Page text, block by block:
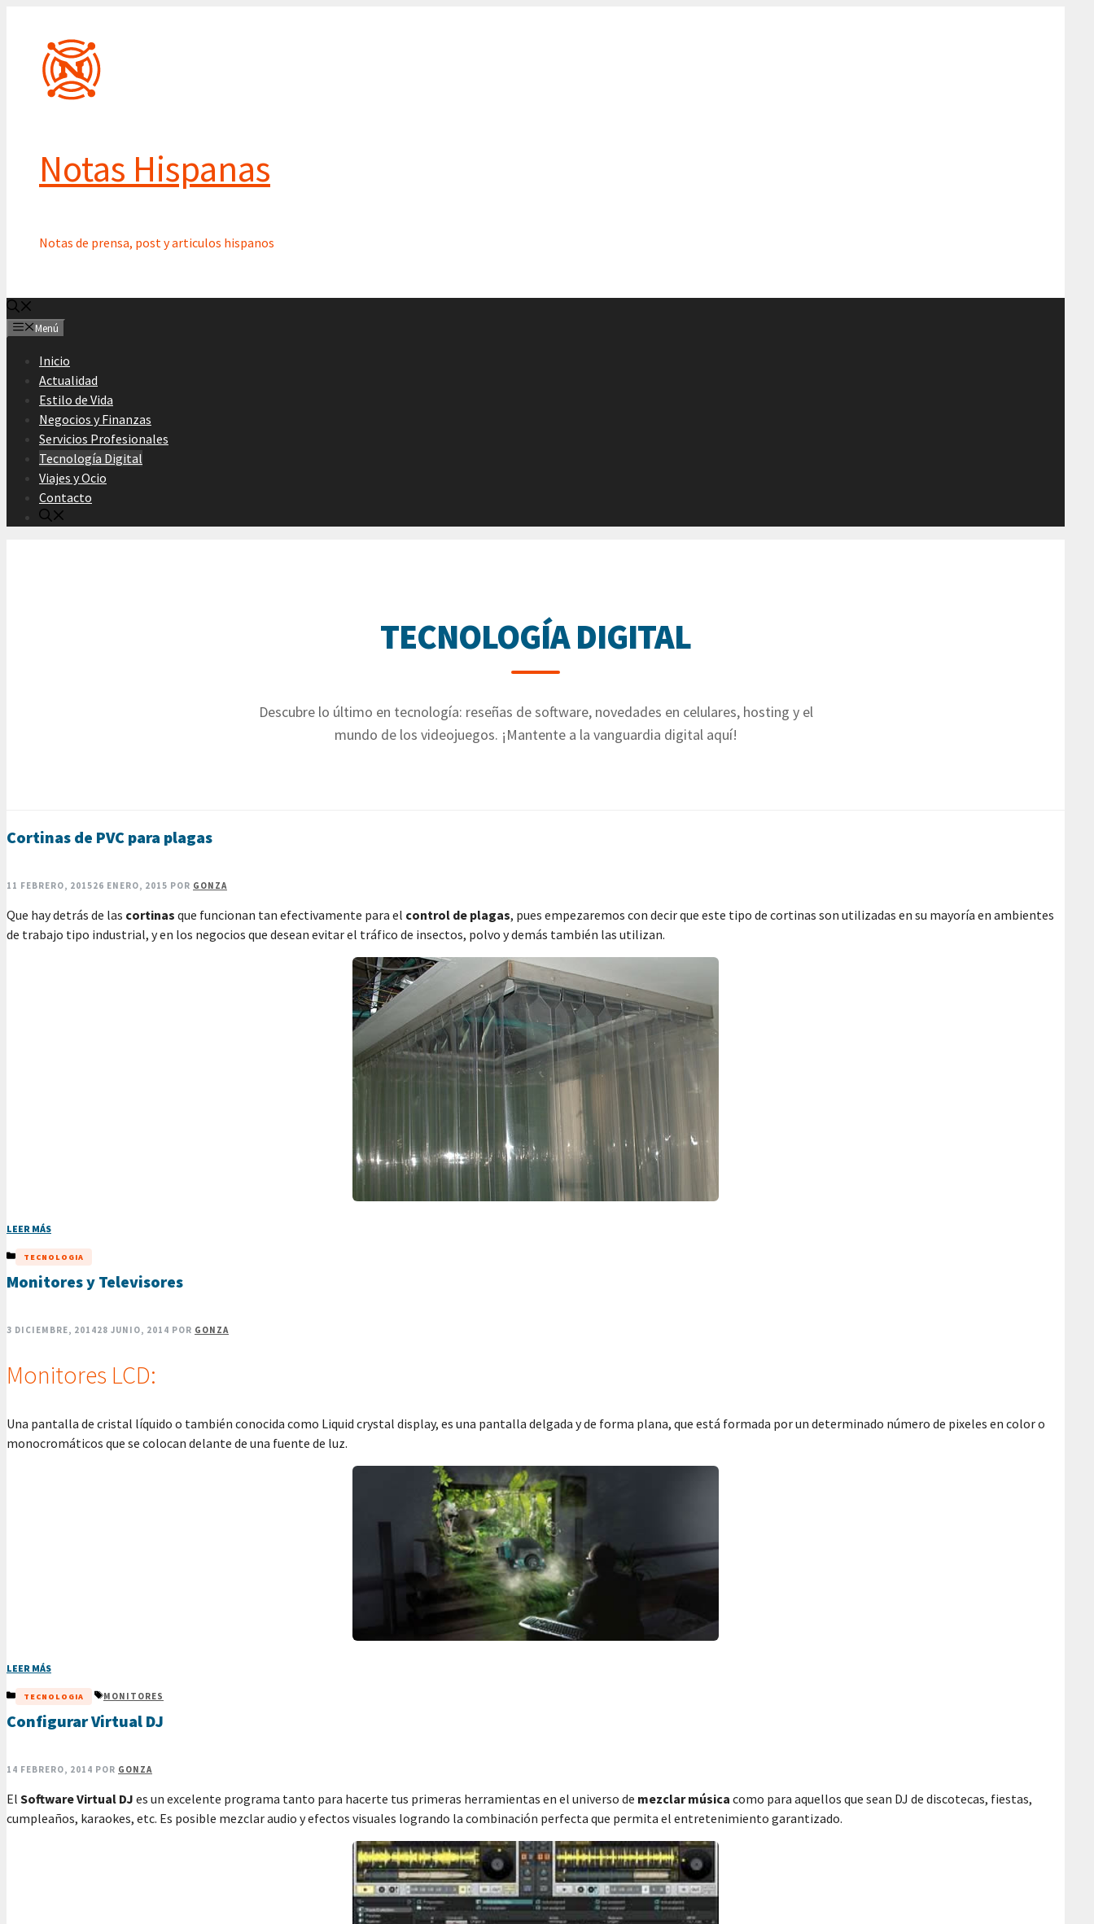
contenido
Notas Hispanas
Notas de prensa, post y articulos hispanos
Menú
Inicio
Actualidad
Estilo de Vida
Negocios y Finanzas
Servicios Profesionales
Tecnología Digital
Viajes y Ocio
Contacto
TECNOLOGÍA DIGITAL
Descubre lo último en tecnología: reseñas de software, novedades en celulares, hosting y el
mundo de los videojuegos. ¡Mantente a la vanguardia digital aquí!
Cortinas de PVC para plagas
11 FEBRERO, 201526 ENERO, 2015 POR GONZA
Que hay detrás de las cortinas que funcionan tan efectivamente para el control de plagas, pues empezaremos con decir que este tipo de cortinas son utilizadas en su mayoría en ambientes
de trabajo tipo industrial, y en los negocios que desean evitar el tráfico de insectos, polvo y demás también las utilizan.
LEER MÁS
CATEGORÍAS
TECNOLOGIA
Monitores y Televisores
3 DICIEMBRE, 201428 JUNIO, 2014 POR GONZA
Monitores LCD:
Una pantalla de cristal líquido o también conocida como Liquid crystal display, es una pantalla delgada y de forma plana, que está formada por un determinado número de pixeles en color o
monocromáticos que se colocan delante de una fuente de luz.
LEER MÁS
CATEGORÍAS
TECNOLOGIA ETIQUETAS
MONITORES
Configurar Virtual DJ
14 FEBRERO, 2014 POR GONZA
El Software Virtual DJ es un excelente programa tanto para hacerte tus primeras herramientas en el universo de mezclar música como para aquellos que sean DJ de discotecas, fiestas,
cumpleaños, karaokes, etc. Es posible mezclar audio y efectos visuales logrando la combinación perfecta que permita el entretenimiento garantizado.